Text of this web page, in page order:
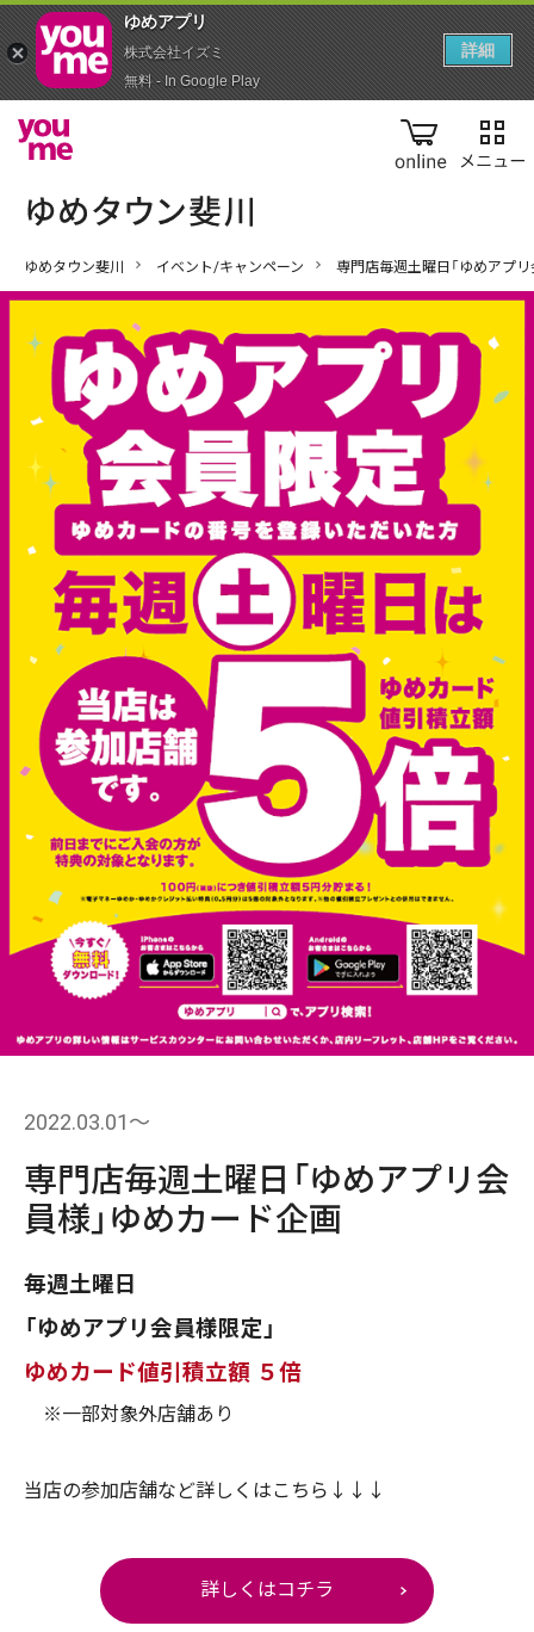
online
ゆめタウン斐川 イベント/キャンペーン 専門店毎週土曜日「ゆめアプ
2022.03.01〜
専門店毎週土曜日「ゆめアプリ会
員様」ゆめカード企画
毎週土曜日
「ゆめアプリ会員様限定」
ゆめカード値引積立額 ５倍
※一部対象外店舗あり
当店の参加店舗など詳しくはこちら↓↓↓
詳しくはコチラ
ゆめアプ‪リ‬
株式会社イズミ
無料 - In Google Play
詳細